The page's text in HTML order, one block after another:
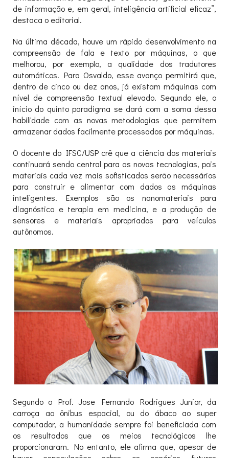
de informação e, em geral, inteligência artificial eficaz”,
destaca o editorial.
Na última década, houve um rápido desenvolvimento na
compreensão de fala e texto por máquinas, o que
melhorou, por exemplo, a qualidade dos tradutores
automáticos. Para Osvaldo, esse avanço permitirá que,
dentro de cinco ou dez anos, já existam máquinas com
nível de compreensão textual elevado. Segundo ele, o
início do quinto paradigma se dará com a soma dessa
habilidade com as novas metodologias que permitem
armazenar dados facilmente processados por máquinas.
O docente do IFSC/USP crê que a ciência dos materiais
continuará sendo central para as novas tecnologias, pois
materiais cada vez mais sofisticados serão necessários
para construir e alimentar com dados as máquinas
inteligentes. Exemplos são os nanomateriais para
diagnóstico e terapia em medicina, e a produção de
sensores e materiais apropriados para veículos
autônomos.
Segundo o Prof. Jose Fernando Rodrigues Junior, da
carroça ao ônibus espacial, ou do ábaco ao super
computador, a humanidade sempre foi beneficiada com
os resultados que os meios tecnológicos lhe
proporcionaram. No entanto, ele afirma que, apesar de